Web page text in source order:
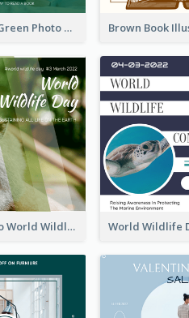
Orange And Green Photo Book And Copyright Day Instagram Post
Monkey Photo World Wildlife Day Instagram Post